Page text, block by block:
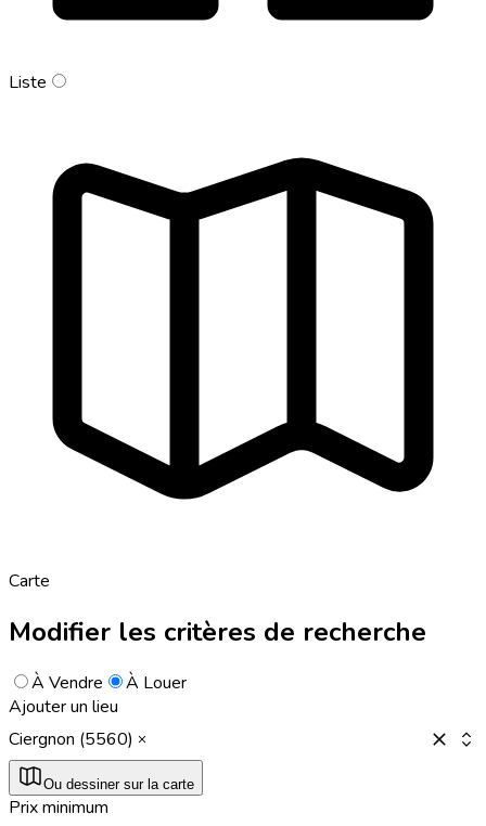
Liste
Carte
Modifier les critères de recherche
À Vendre
À Louer
Ajouter un lieu
Ciergnon (5560)
Ou dessiner sur la carte
Prix minimum